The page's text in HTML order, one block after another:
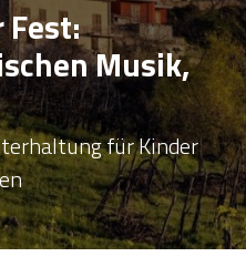
Fest:
Musik,
für Kinder